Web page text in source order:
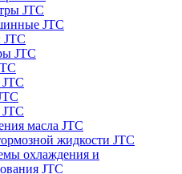
JTC
JTC
JTC
JTC
масла JTC
жидкости JTC
охлаждения и
JTC